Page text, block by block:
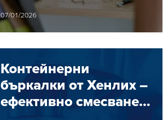
07/01/2026
Контейнерни
бъркалки от Хенлих –
ефективно смесване